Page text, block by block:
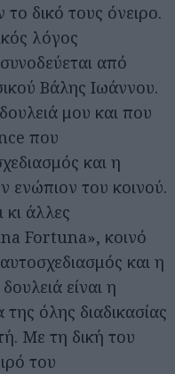
το δικό τους όνειρο.
λόγος
από
Βάλης Ιωάννου.
μου και που
που
και η
ενώπιον του κοινού.
άλλες
Fortuna», κοινό
και η
είναι η
όλης διαδικασίας
Με τη δική του
του